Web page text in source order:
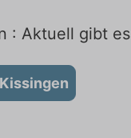
: Aktuell gibt